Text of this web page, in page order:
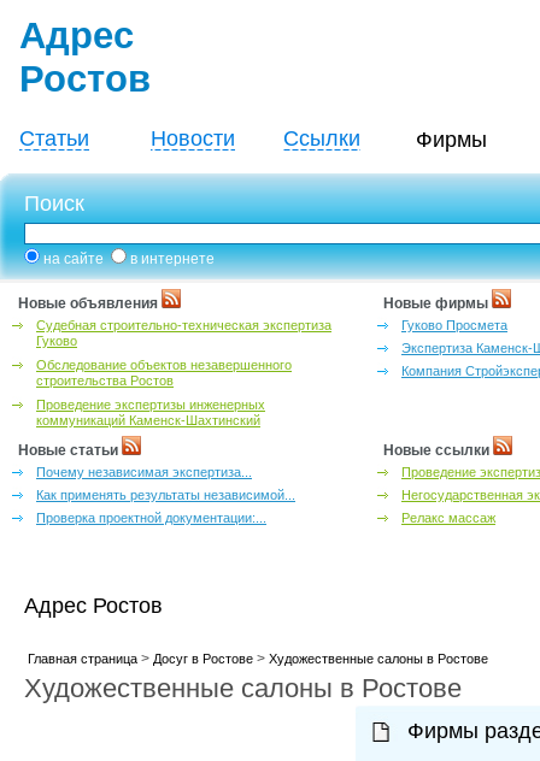
Адрес
Ростов
Статьи Новости Ссылки Фирмы
Поиск
на сайте в интернете
Новые объявления
Судебная строительно-техническая экспертиза
Гуково
Обследование объектов незавершенного
строительства Ростов
Проведение экспертизы инженерных
коммуникаций Каменск-Шахтинский
Новые фирмы
Гуково Просмета
Экспертиза Каменск-
Компания
Новые статьи
Почему независимая экспертиза...
Как применять результаты независимой...
Проверка проектной документации:...
Новые ссылки
Проведение
Негосударственная
Релакс массаж
Адрес Ростов
Главная страница> Досуг в Ростове> Художественные салоны в Ростове
Художественные салоны в Ростове
Фирмы